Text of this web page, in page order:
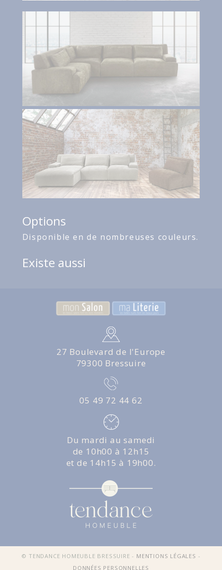
Options
Disponible en de nombreuses couleurs.
Existe aussi
27 Boulevard de l'Europe
79300 Bressuire
05 49 72 44 62
Du mardi au samedi
de 10h00 à 12h15
et de 14h15 à 19h00.
© TENDANCE HOMEUBLE BRESSUIRE - MENTIONS LÉGALES -
DONNÉES PERSONNELLES